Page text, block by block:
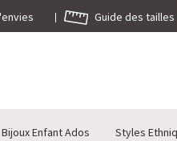
Guide des tailles
Bijoux Enfant Ados Styles